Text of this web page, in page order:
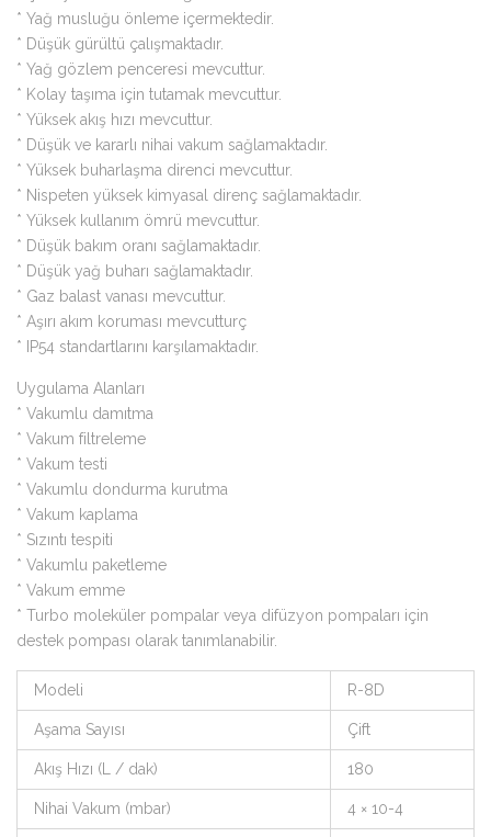
* Yağ musluğu önleme içermektedir.
* Düşük gürültü çalışmaktadır.
* Yağ gözlem penceresi mevcuttur.
* Kolay taşıma için tutamak mevcuttur.
* Yüksek akış hızı mevcuttur.
* Düşük ve kararlı nihai vakum sağlamaktadır.
* Yüksek buharlaşma direnci mevcuttur.
* Nispeten yüksek kimyasal direnç sağlamaktadır.
* Yüksek kullanım ömrü mevcuttur.
* Düşük bakım oranı sağlamaktadır.
* Düşük yağ buharı sağlamaktadır.
* Gaz balast vanası mevcuttur.
* Aşırı akım koruması mevcutturç
* IP54 standartlarını karşılamaktadır.
Uygulama Alanları
* Vakumlu damıtma
* Vakum filtreleme
* Vakum testi
* Vakumlu dondurma kurutma
* Vakum kaplama
* Sızıntı tespiti
* Vakumlu paketleme
* Vakum emme
* Turbo moleküler pompalar veya difüzyon pompaları için
destek pompası olarak tanımlanabilir.
Modeli R-8D
Aşama Sayısı Çift
Akış Hızı (L / dak) 180
Nihai Vakum (mbar) 4 × 10-4